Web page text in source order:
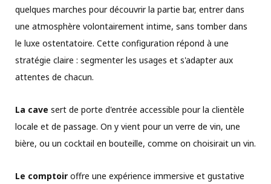
quelques marches pour découvrir la partie bar, entrer dans
une atmosphère volontairement intime, sans tomber dans
le luxe ostentatoire. Cette configuration répond à une
stratégie claire : segmenter les usages et s'adapter aux
attentes de chacun.
La cave sert de porte d'entrée accessible pour la clientèle
locale et de passage. On y vient pour un verre de vin, une
bière, ou un cocktail en bouteille, comme on choisirait un vin.
Le comptoir offre une expérience immersive et gustative